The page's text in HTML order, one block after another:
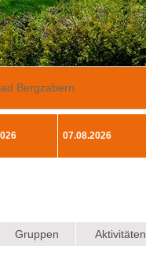
Gruppen Aktivitäten